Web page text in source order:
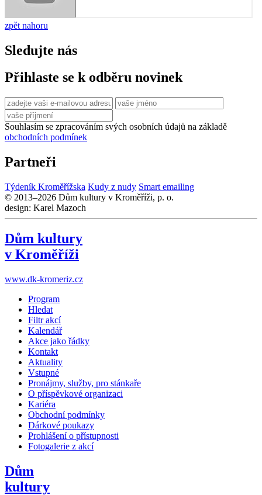
zpět nahoru
Sledujte nás
Přihlaste se k odběru novinek
Souhlasím se zpracováním svých osobních údajů na základě
obchodních podmínek
Partneři
Týdeník Kroměřížska Kudy z nudy Smart emailing
© 2013–2026 Dům kultury v Kroměříži, p. o.
design: Karel Mazoch
Dům kultury
v Kroměříži
www.dk-kromeriz.cz
Program
Hledat
Filtr akcí
Kalendář
Akce jako řádky
Kontakt
Aktuality
Vstupné
Pronájmy, služby, pro stánkaře
O příspěvkové organizaci
Kariéra
Obchodní podmínky
Dárkové poukazy
Prohlášení o přístupnosti
Fotogalerie z akcí
Dům
kultury